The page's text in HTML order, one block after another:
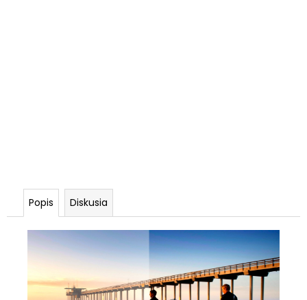
Popis Diskusia